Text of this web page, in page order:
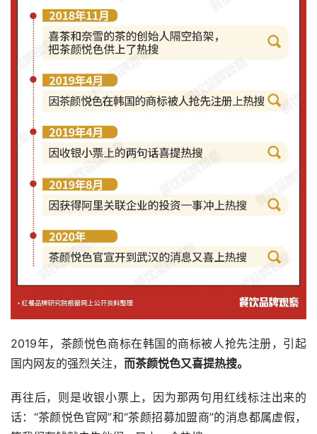
2019年，茶颜悦色商标在韩国的商标被人抢先注册，引起
国内网友的强烈关注， 而茶颜悦色又喜提热搜。
再往后，则是收银小票上，因为那两句用红线标注出来的
话：“茶颜悦色官网”和“茶颜招募加盟商”的消息都属虚假，